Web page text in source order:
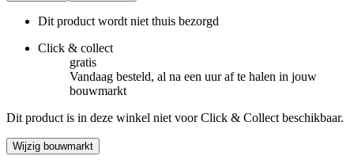
Dit product wordt niet thuis bezorgd
Click & collect
gratis
Vandaag besteld, al na een uur af te halen in jouw
bouwmarkt
Dit product is in deze winkel niet voor Click & Collect beschikbaar.
Wijzig bouwmarkt